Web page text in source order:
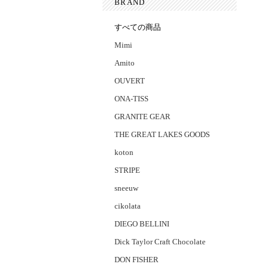
BRAND
すべての商品
Mimi
Amito
OUVERT
ONA-TISS
GRANITE GEAR
THE GREAT LAKES GOODS
koton
STRIPE
sneeuw
cikolata
DIEGO BELLINI
Dick Taylor Craft Chocolate
DON FISHER